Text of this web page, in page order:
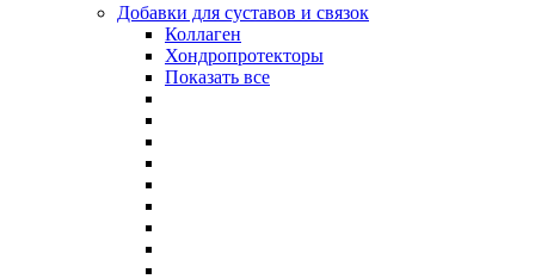
Добавки для суставов и связок
Коллаген
Хондропротекторы
Показать все